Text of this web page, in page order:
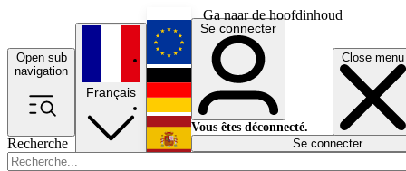
Ga naar de hoofdinhoud
Open sub
navigation
Close menu
Recherche
Français
English
Deutsch
Español
Se connecter
Vous êtes déconnecté.
Se connecter